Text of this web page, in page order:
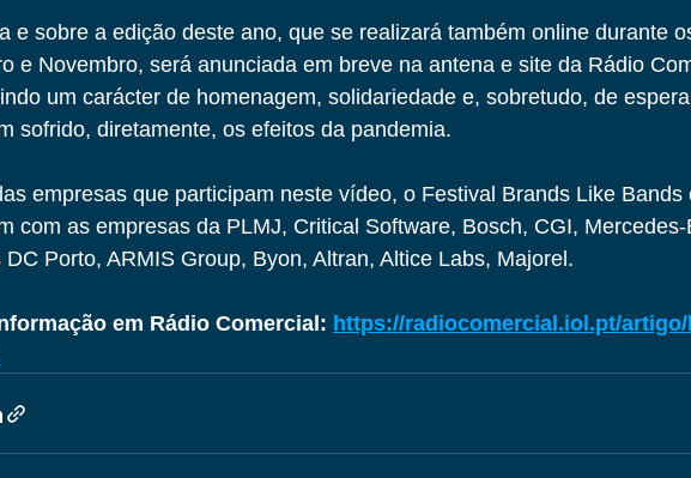
e sobre a edição deste ano, que se realizará também online durante
e Novembro, será anunciada em breve na antena e site da Rádio
um carácter de homenagem, solidariedade e, sobretudo, de
sofrido, diretamente, os efeitos da pandemia.
empresas que participam neste vídeo, o Festival Brands Like Bands
com as empresas da PLMJ, Critical Software, Bosch, CGI, Mercedes-
DC Porto, ARMIS Group, Byon, Altran, Altice Labs, Majorel.
em Rádio Comercial: https://radiocomercial.iol.pt/